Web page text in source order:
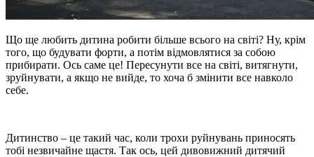
Що ще любить дитина робити більше всього на світі? Ну, крім
того, що будувати форти, а потім відмовлятися за собою
прибирати. Ось саме це! Пересунути все на світі, витягнути,
зруйнувати, а якщо не вийде, то хоча б змінити все навколо
себе.
Дитинство – це такий час, коли трохи руйнувань приносять
тобі незвичайне щастя. Так ось, цей дивовижний дитячий